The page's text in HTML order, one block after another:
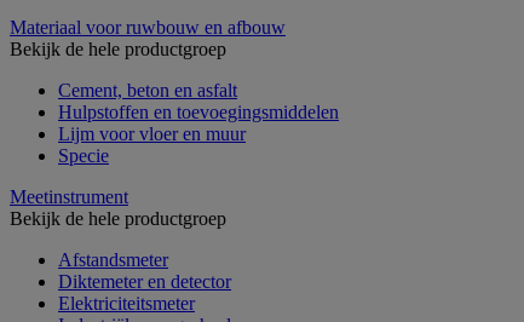
Materiaal voor ruwbouw en afbouw
Bekijk de hele productgroep
Cement, beton en asfalt
Hulpstoffen en toevoegingsmiddelen
Lijm voor vloer en muur
Specie
Meetinstrument
Bekijk de hele productgroep
Afstandsmeter
Diktemeter en detector
Elektriciteitsmeter